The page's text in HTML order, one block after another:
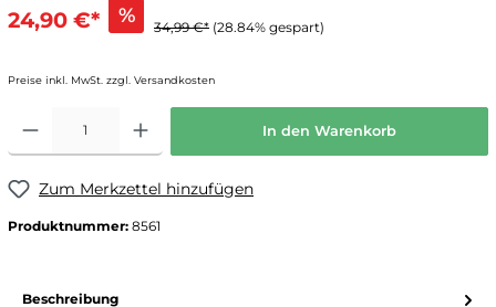
24,90 €* % 34,99 €* (28.84% gespart)
Preise inkl. MwSt. zzgl. Versandkosten
In den Warenkorb
Zum Merkzettel hinzufügen
Produktnummer: 8561
Beschreibung